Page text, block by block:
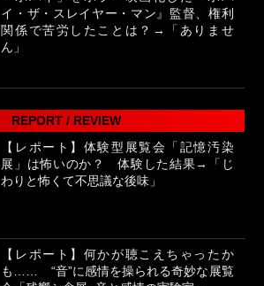
イ・ザ・スレイヤー・マン』監督、権利
関係で苦労したことは？→「ありませ
ん」
REPORT / REVIEW
【レポート】体験型展覧会「記憶汚染
展」は怖いのか？ 体験した結果→「じ
わりと怖くて不思議な後味」
【レポート】何かが聴こえちゃったか
も…… “音”に感情を操られる奇妙な展覧